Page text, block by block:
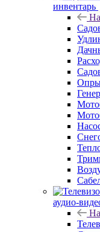
инвентарь
аудио-